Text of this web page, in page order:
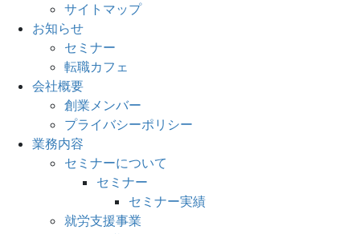
サイトマップ
お知らせ
セミナー
転職カフェ
会社概要
創業メンバー
プライバシーポリシー
業務内容
セミナーについて
セミナー
セミナー実績
就労支援事業